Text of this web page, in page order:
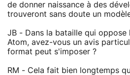
de donner naissance à des
trouveront sans doute un
JB - Dans la bataille qui oppose
Atom, avez-vous un avis
format peut s'imposer ?
RM - Cela fait bien longtemps